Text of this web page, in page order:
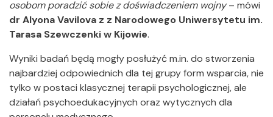
osobom poradzić sobie z doświadczeniem wojny– mówi
dr Alyona Vavilova z z Narodowego Uniwersytetu im.
Tarasa Szewczenki w Kijowie.
Wyniki badań będą mogły posłużyć m.in. do stworzenia
najbardziej odpowiednich dla tej grupy form wsparcia, nie
tylko w postaci klasycznej terapii psychologicznej, ale
działań psychoedukacyjnych oraz wytycznych dla